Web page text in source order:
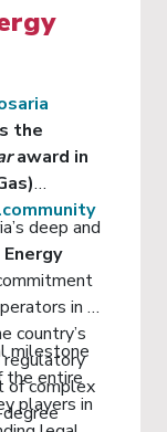
the
award in
deep and
Energy
in a
country’s
regulatory
of complex
milestone
the entire
players in